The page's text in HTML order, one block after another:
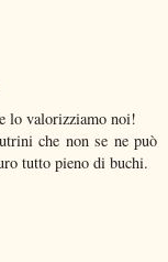
lo valorizziamo noi!
che non se ne può
tutto pieno di buchi.